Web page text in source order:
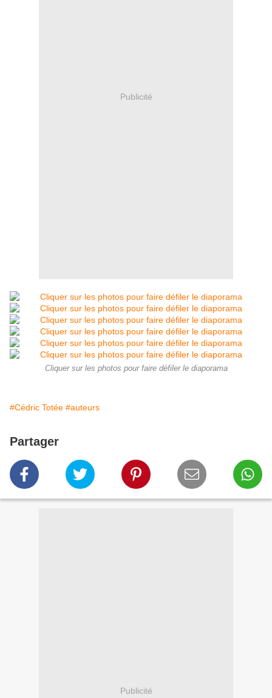
Publicité
Cliquer sur les photos pour faire défiler le diaporama
#Cédric Totée #auteurs
Partager
Publicité